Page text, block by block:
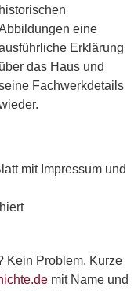
historischen
eine
Erklärung
über das Haus und
Fachwerkdetails
mit Impressum und
Kein Problem. Kurze
mit Name und